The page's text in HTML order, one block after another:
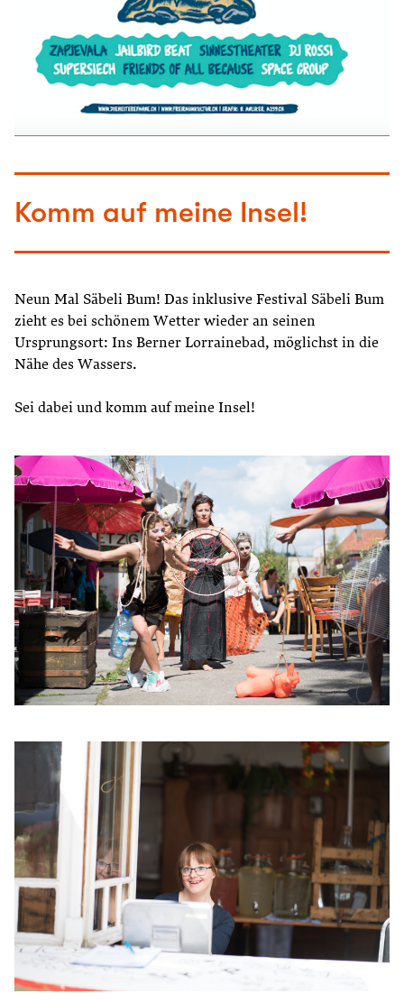
Komm auf meine Insel!
Neun Mal Säbeli Bum! Das inklusive Festival Säbeli Bum
zieht es bei schönem Wetter wieder an seinen
Ursprungsort: Ins Berner Lorrainebad, möglichst in die
Nähe des Wassers.
Sei dabei und komm auf meine Insel!